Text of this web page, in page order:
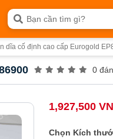
dĩa cố định cao cấp Eurogold
0
1,927,500
Chọn Kích